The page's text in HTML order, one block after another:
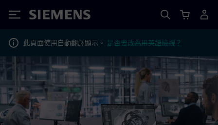
Siemens
此頁面使用自動翻譯顯示。 是否要改為用英語檢視？